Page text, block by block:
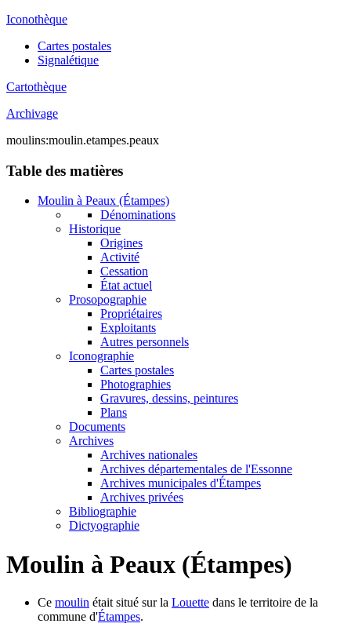
Iconothèque
Cartes postales
Signalétique
Cartothèque
Archivage
moulins:moulin.etampes.peaux
Table des matières
Moulin à Peaux (Étampes)
Dénominations
Historique
Origines
Activité
Cessation
État actuel
Prosopographie
Propriétaires
Exploitants
Autres personnels
Iconographie
Cartes postales
Photographies
Gravures, dessins, peintures
Plans
Documents
Archives
Archives nationales
Archives départementales de l'Essonne
Archives municipales d'Étampes
Archives privées
Bibliographie
Dictyographie
Moulin à Peaux (Étampes)
Ce moulin était situé sur la Louette dans le territoire de la
commune d'Étampes.